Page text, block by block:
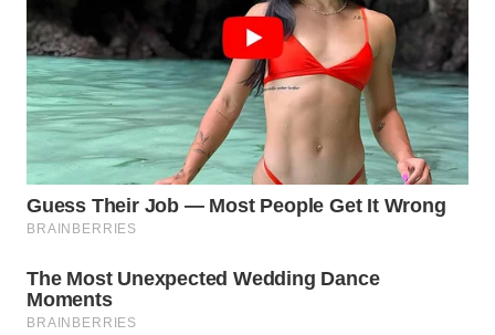
WN
TAPANULI
UTARA
WN
SAMOSIR
WN
LAWAS